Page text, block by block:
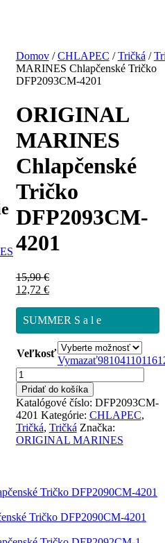
Domov/CHLAPEC /Tričká /
MARINES Chlapčenské Tričko
DFP2093CM-4201
ORIGINAL
MARINES
Chlapčenské
Tričko
DFP2093CM-
4201
15,90€
12,72 €
SUMMER S a l e
Veľkosť
Vymazať98104110116
množstvo
ORIGINAL
MARINES
Chlapčenské
Tričko
DFP2093CM-
4201
Pridať do košíka
Katalógové číslo: DFP2093CM-
4201 Kategórie: CHLAPEC,
Tričká, Tričká Značka:
ORIGINAL MARINES
Tričko DFP2090CM-4201